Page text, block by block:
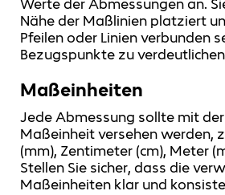
Werte der Abmessungen an.
Nähe der Maßlinien platziert
Pfeilen oder Linien verbunden
Bezugspunkte zu
Maßeinheiten
Jede Abmessung sollte mit
Maßeinheit versehen werden,
(mm), Zentimeter (cm), Meter
Stellen Sie sicher, dass die
Maßeinheiten klar und